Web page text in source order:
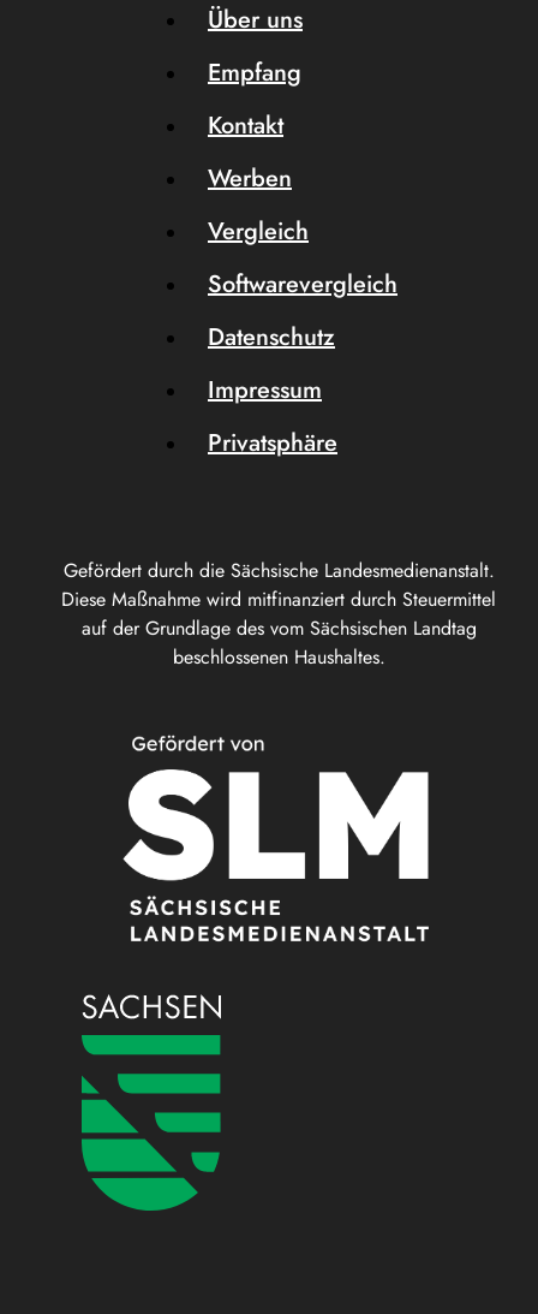
Gefördert durch die Sächsische Landesmedienanstalt.
Diese Maßnahme wird mitfinanziert durch Steuermittel
auf der Grundlage des vom Sächsischen Landtag
beschlossenen Haushaltes.
Über uns
Empfang
Kontakt
Werben
Vergleich
Softwarevergleich
Datenschutz
Impressum
Privatsphäre